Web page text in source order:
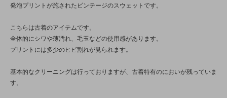
発泡プリントが施されたビンテージのスウェットです。
こちらは古着のアイテムです。
全体的にシワや薄汚れ、毛玉などの使用感があります。
プリントには多少のヒビ割れが見られます。
基本的なクリーニングは行っておりますが、古着特有のにおいが残っていま
す。